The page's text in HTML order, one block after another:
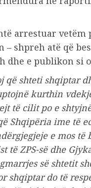
arrestuar vetëm
– shpreh atë që
dhe e publikon
që shteti shqiptar
kurthin
të cilit po e
Shqipëria ime të
e mos
të ZPS-së dhe
së shtetit
shqiptar do të